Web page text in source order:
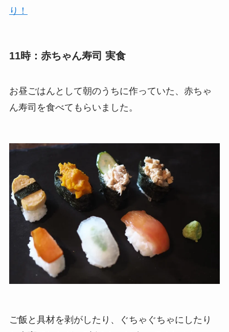
り！
11時：赤ちゃん寿司 実食
お昼ごはんとして朝のうちに作っていた、赤ちゃ
ん寿司を食べてもらいました。
ご飯と具材を剥がしたり、ぐちゃぐちゃにしたり